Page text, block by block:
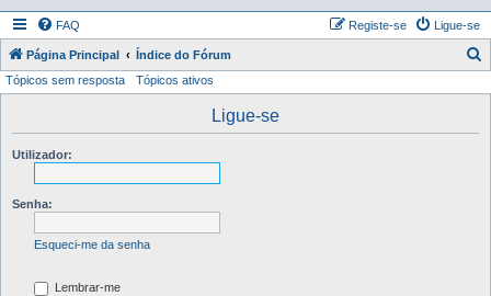
FAQ Ligue-se
Registe-se
Página Principal Índice do Fórum
Tópicos sem resposta Tópicos ativos
Ligue-se
Utilizador:
Senha:
Esqueci-me da senha
Lembrar-me